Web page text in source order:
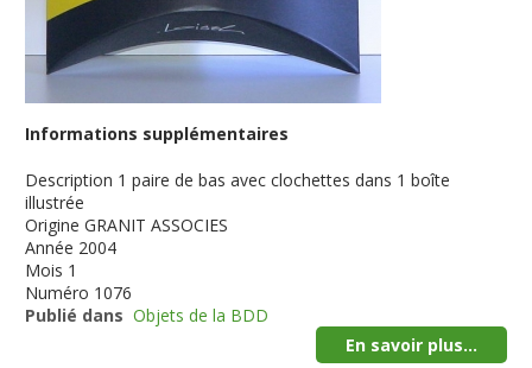
Informations supplémentaires
Description 1 paire de bas avec clochettes dans 1 boîte
illustrée
Origine GRANIT ASSOCIES
Année 2004
Mois 1
Numéro 1076
Publié dans Objets de la BDD
En savoir plus...